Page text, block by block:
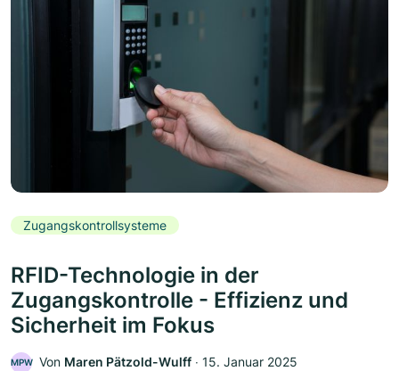
Zugangskontrollsysteme
RFID-Technologie in der
Zugangskontrolle - Effizienz und
Sicherheit im Fokus
MPW Von Maren Pätzold-Wulff ‧ 15. Januar 2025